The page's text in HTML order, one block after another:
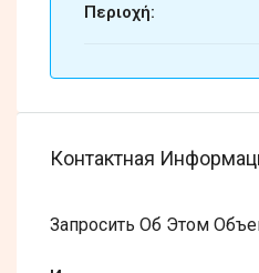
Περιοχή:
Контактная
Запросить Об Этом